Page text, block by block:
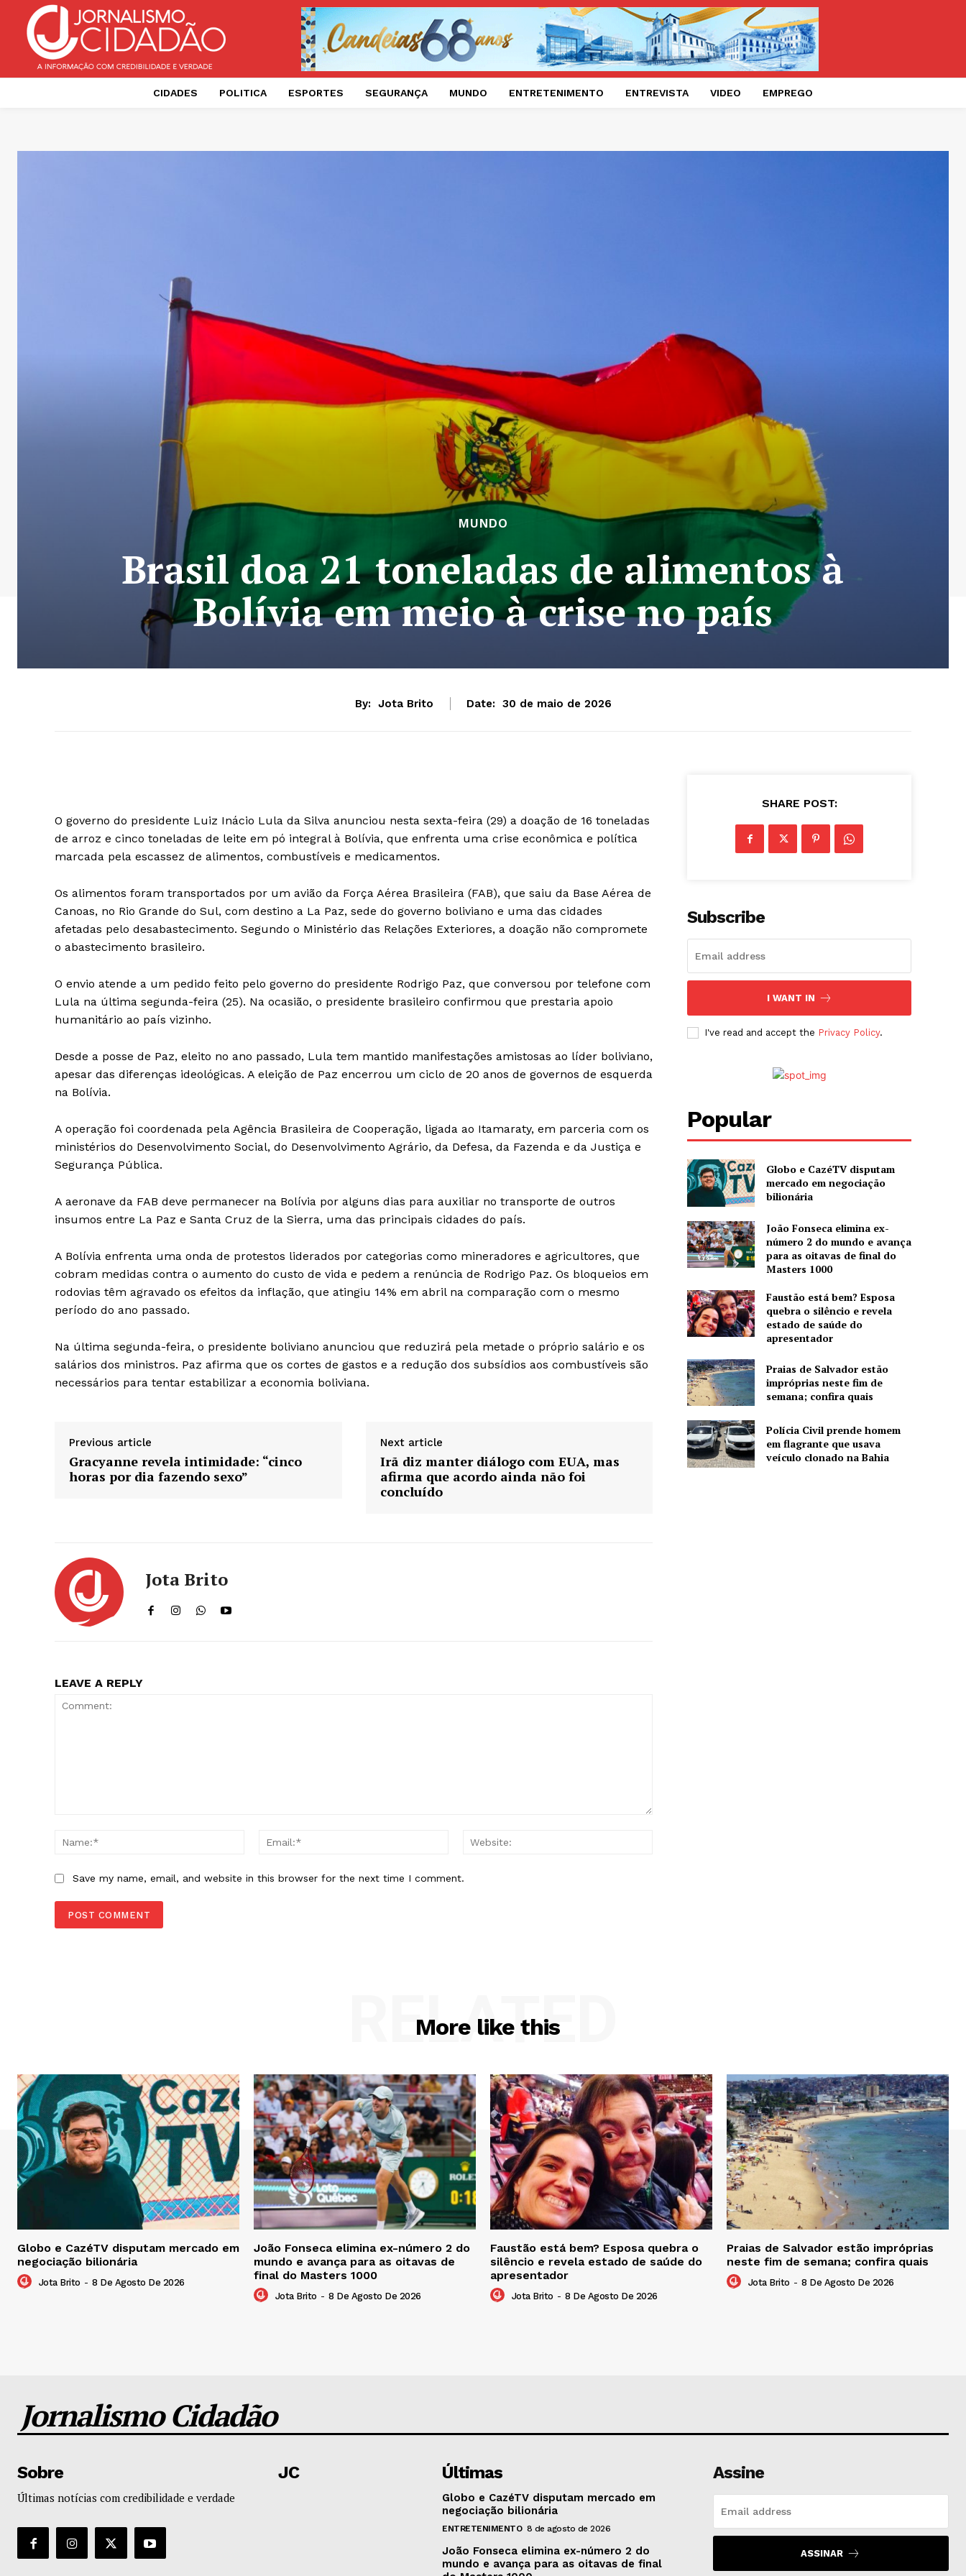
CIDADES POLITICA ESPORTES SEGURANÇA MUNDO ENTRETENIMENTO ENTREVISTA VIDEO EMPREGO
MUNDO
Brasil doa 21 toneladas de alimentos à
Bolívia em meio à crise no país
By: Jota Brito Date: 30 de maio de 2026
O governo do presidente Luiz Inácio Lula da Silva anunciou nesta sexta-feira (29) a doação de 16 toneladas
de arroz e cinco toneladas de leite em pó integral à Bolívia, que enfrenta uma crise econômica e política
marcada pela escassez de alimentos, combustíveis e medicamentos.
Os alimentos foram transportados por um avião da Força Aérea Brasileira (FAB), que saiu da Base Aérea de
Canoas, no Rio Grande do Sul, com destino a La Paz, sede do governo boliviano e uma das cidades
afetadas pelo desabastecimento. Segundo o Ministério das Relações Exteriores, a doação não compromete
o abastecimento brasileiro.
O envio atende a um pedido feito pelo governo do presidente Rodrigo Paz, que conversou por telefone com
Lula na última segunda-feira (25). Na ocasião, o presidente brasileiro confirmou que prestaria apoio
humanitário ao país vizinho.
Desde a posse de Paz, eleito no ano passado, Lula tem mantido manifestações amistosas ao líder boliviano,
apesar das diferenças ideológicas. A eleição de Paz encerrou um ciclo de 20 anos de governos de esquerda
na Bolívia.
A operação foi coordenada pela Agência Brasileira de Cooperação, ligada ao Itamaraty, em parceria com os
ministérios do Desenvolvimento Social, do Desenvolvimento Agrário, da Defesa, da Fazenda e da Justiça e
Segurança Pública.
A aeronave da FAB deve permanecer na Bolívia por alguns dias para auxiliar no transporte de outros
insumos entre La Paz e Santa Cruz de la Sierra, uma das principais cidades do país.
A Bolívia enfrenta uma onda de protestos liderados por categorias como mineradores e agricultores, que
cobram medidas contra o aumento do custo de vida e pedem a renúncia de Rodrigo Paz. Os bloqueios em
rodovias têm agravado os efeitos da inflação, que atingiu 14% em abril na comparação com o mesmo
período do ano passado.
Na última segunda-feira, o presidente boliviano anunciou que reduzirá pela metade o próprio salário e os
salários dos ministros. Paz afirma que os cortes de gastos e a redução dos subsídios aos combustíveis são
necessários para tentar estabilizar a economia boliviana.
Previous article
Gracyanne revela intimidade: “cinco
horas por dia fazendo sexo”
Next article
Irã diz manter diálogo com EUA, mas
afirma que acordo ainda não foi
concluído
Jota Brito
LEAVE A REPLY
Name:*
Email:*
Save my name, email, and website in this browser for the next time I comment.
SHARE POST:
Subscribe
I WANT IN
I've read and accept the Privacy Policy.
Popular
Globo e CazéTV disputam
mercado em negociação
bilionária
João Fonseca elimina ex-
número 2 do mundo e avança
para as oitavas de final do
Masters 1000
Faustão está bem? Esposa
quebra o silêncio e revela
estado de saúde do
apresentador
Praias de Salvador estão
impróprias neste fim de
semana; confira quais
Polícia Civil prende homem
em flagrante que usava
veículo clonado na Bahia
More like this
RELATED
Globo e CazéTV disputam mercado em
negociação bilionária
Jota Brito - 8 De Agosto De 2026
João Fonseca elimina ex-número 2 do
mundo e avança para as oitavas de
final do Masters 1000
Jota Brito - 8 De Agosto De 2026
Faustão está bem? Esposa quebra o
silêncio e revela estado de saúde do
apresentador
Jota Brito - 8 De Agosto De 2026
Praias de Salvador estão impróprias
neste fim de semana; confira quais
Jota Brito - 8 De Agosto De 2026
Jornalismo Cidadão
Sobre
Últimas notícias com credibilidade e verdade
JC Últimas
Globo e CazéTV disputam mercado em
negociação bilionária
ENTRETENIMENTO 8 de agosto de 2026
João Fonseca elimina ex-número 2 do
mundo e avança para as oitavas de final
Assine
ASSINAR